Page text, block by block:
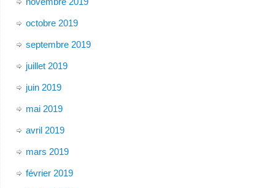
octobre 2019
septembre 2019
juillet 2019
juin 2019
mai 2019
avril 2019
mars 2019
février 2019